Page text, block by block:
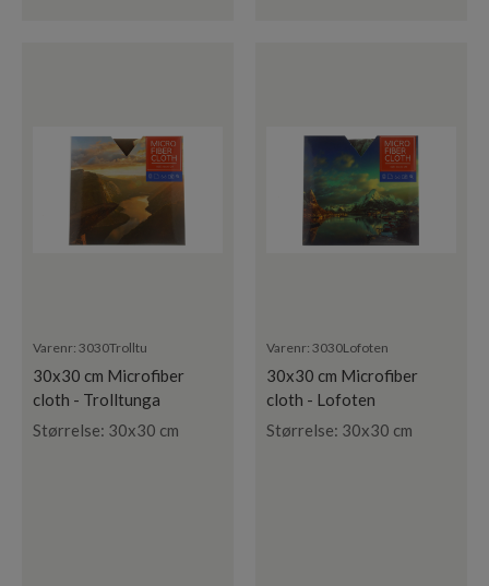
Varenr: 3030Trolltu
30x30 cm Microfiber
cloth - Trolltunga
Størrelse: 30x30 cm
Varenr: 3030Lofoten
30x30 cm Microfiber
cloth - Lofoten
Størrelse: 30x30 cm